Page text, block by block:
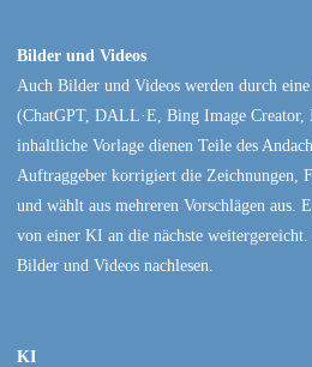
Bilder und Videos
Auch Bilder und Videos werden durch
(ChatGPT, DALL·E, Bing Image Creator,
inhaltliche Vorlage dienen Teile des
Auftraggeber korrigiert die Zeichnungen,
und wählt aus mehreren Vorschlägen aus.
von einer KI an die nächste
Bilder und Videos nachlesen.
KI